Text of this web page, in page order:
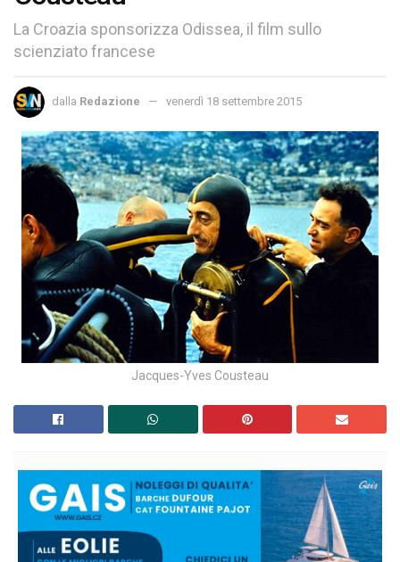
La Croazia sponsorizza Odissea, il film sullo
scienziato francese
dalla Redazione venerdì 18 settembre 2015
Jacques-Yves Cousteau